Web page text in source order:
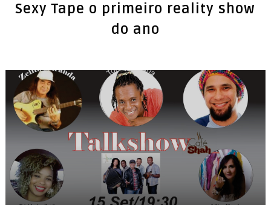
Sexy Tape o primeiro reality show
do ano